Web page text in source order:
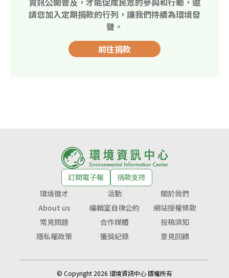
請您加入定期捐款的行列，讓我們持續為環境發
聲。
前往捐款
訂閱電子報
捐款支持
環境徵才
活動
關於我們
About us
編輯室自律公約
網站授權條款
常見問題
合作媒體
投稿須知
隱私權政策
獲獎紀錄 意見回饋
© Copyright 2026 環境資訊中心 版權所有